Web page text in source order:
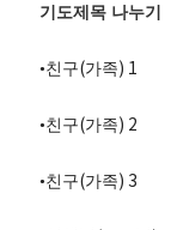
기도제목 나누기
•친구(가족) 1
•친구(가족) 2
•친구(가족) 3